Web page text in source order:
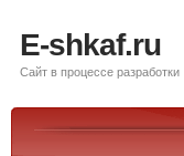
E-shkaf.ru
Сайт в процессе разработки